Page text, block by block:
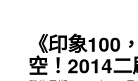
《印象100
空！2014